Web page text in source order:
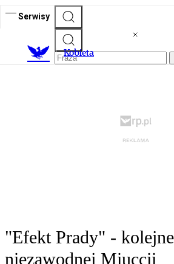
Serwisy
Kobieta
"Efekt Prady" - kolejne
niezawodnej Miuccii